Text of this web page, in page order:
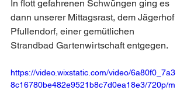
In flott gefahrenen Schwüngen ging es
dann unserer Mittagsrast, dem Jägerhof
Pfullendorf, einer gemütlichen
Strandbad Gartenwirtschaft entgegen.
https://video.wixstatic.com/video/6a80f0_7a3
8c16780be482e9521b8c7d0ea18e3/720p/m